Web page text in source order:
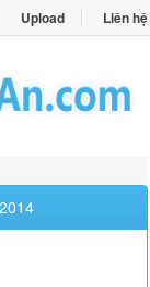
Upload Liên hệ